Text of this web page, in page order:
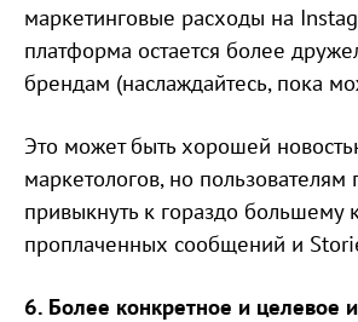
маркетинговые расходы на
платформа остается более
брендам (наслаждайтесь, пока
Это может быть хорошей
маркетологов, но пользователям
привыкнуть к гораздо большему
проплаченных сообщений и
6. Более конкретное и целевое